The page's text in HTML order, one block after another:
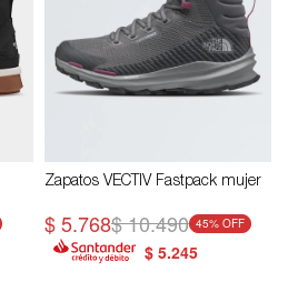
Zapatos VECTIV Fastpack mujer
$5.768$10.490 45
$ 5.245